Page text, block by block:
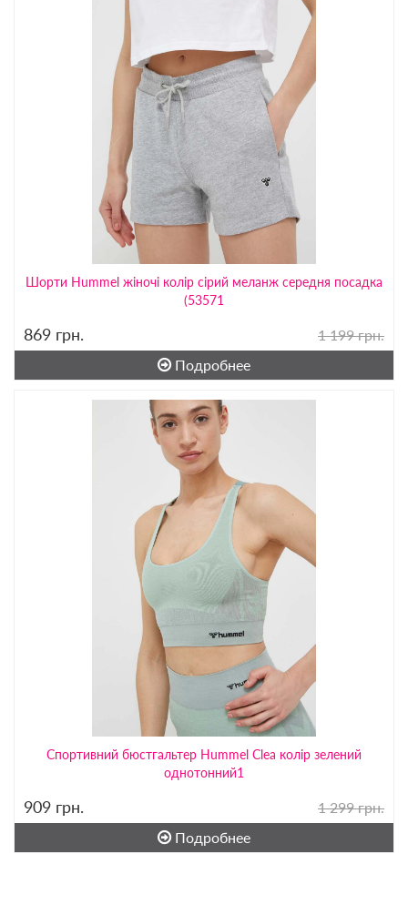
Шорти Hummel жіночі колір сірий меланж середня посадка
(53571
869 грн.
1 199 грн.
Подробнее
Спортивний бюстгальтер Hummel Clea колір зелений
однотонний1
909 грн.
1 299 грн.
Подробнее